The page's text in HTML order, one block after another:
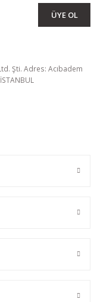
ÜYE OL
Şti. Adres: Acıbadem